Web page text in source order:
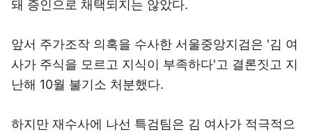
돼 증인으로 채택되지는 않았다.
앞서 주가조작 의혹을 수사한 서울중앙지검은 '김 여
사가 주식을 모르고 지식이 부족하다'고 결론짓고 지
난해 10월 불기소 처분했다.
하지만 재수사에 나선 특검팀은 김 여사가 적극적으